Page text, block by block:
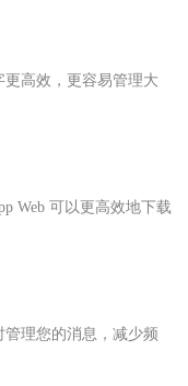
高效，更容易管理大
Web 可以更高效地下载
理您的消息，减少频